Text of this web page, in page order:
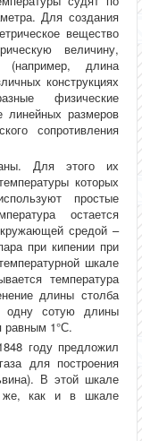
Для создания
вещество
величину,
(например, длина
конструкциях
физические
линейных размеров
сопротивления
Для этого их
которых
простые
остается
средой –
при кипении при
шкале
температура
длины столба
одну сотую длины
равным 1°С.
году предложил
для построения
В этой шкале
же, как и в шкале